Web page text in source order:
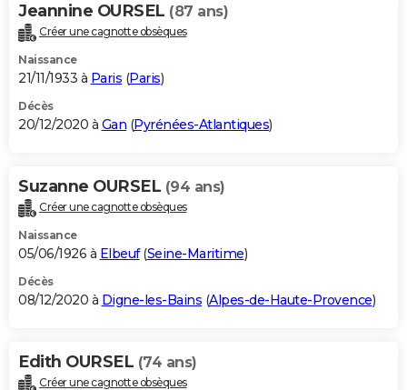
Jeannine OURSEL (87 ans)
Créer une cagnotte obsèques
Naissance
21/11/1933 à Paris (Paris)
Décès
20/12/2020 à Gan (Pyrénées-Atlantiques)
Suzanne OURSEL (94 ans)
Créer une cagnotte obsèques
Naissance
05/06/1926 à Elbeuf(Seine-Maritime)
Décès
08/12/2020 à Digne-les-Bains (Alpes-de-Haute-Provence)
Edith OURSEL (74 ans)
Créer une cagnotte obsèques